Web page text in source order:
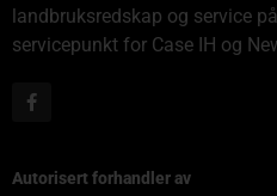
landbruksredskap og service
servicepunkt for Case IH og
Autorisert forhandler av